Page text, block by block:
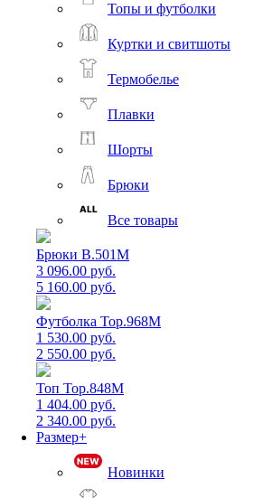
Топы и футболки
Куртки и свитшоты
Термобелье
Плавки
Шорты
Брюки
Все товары
Брюки B.501M
3 096.00 руб.
5 160.00 руб.
Футболка Top.968M
1 530.00 руб.
2 550.00 руб.
Топ Top.848M
1 404.00 руб.
2 340.00 руб.
Размер+
Новинки